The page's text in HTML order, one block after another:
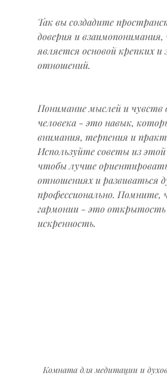
Так вы создадите
доверия и
является основой крепких и
отношений.
Понимание мыслей и чувств
человека - это навык,
внимания, терпения и
Используйте советы из
чтобы лучше
отношениях и развиваться
профессионально. Помните,
гармонии - это открытость
искренность.
Комната для медитации и